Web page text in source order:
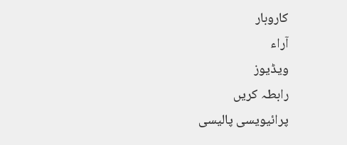
کاروبار
آراء
ویڈیوز
رابطہ کریں
پرائیویسی پالیسی